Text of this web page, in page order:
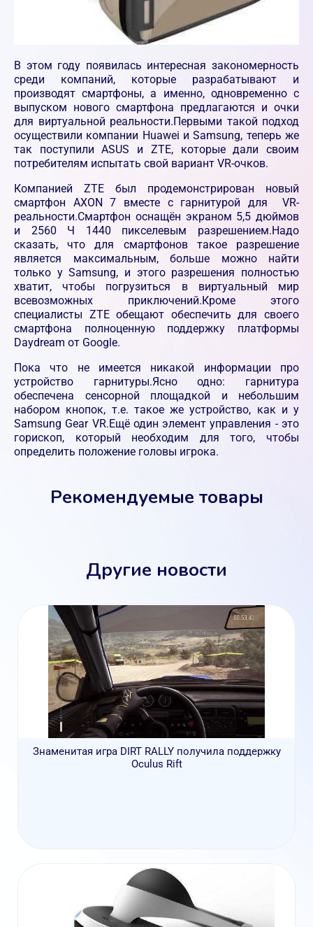
В этом году появилась интересная закономерность
среди компаний, которые разрабатывают и
производят смартфоны, а именно, одновременно с
выпуском нового смартфона предлагаются и очки
для виртуальной реальности.Первыми такой подход
осуществили компании Huawei и Samsung, теперь же
так поступили ASUS и ZTE, которые дали своим
потребителям испытать свой вариант VR-очков.
Компанией ZTE был продемонстрирован новый
смартфон AXON 7 вместе с гарнитурой для VR-
реальности.Смартфон оснащён экраном 5,5 дюймов
и 2560 Ч 1440 пикселевым разрешением.Надо
сказать, что для смартфонов такое разрешение
является максимальным, больше можно найти
только у Samsung, и этого разрешения полностью
хватит, чтобы погрузиться в виртуальный мир
всевозможных приключений.Кроме этого
специалисты ZTE обещают обеспечить для своего
смартфона полноценную поддержку платформы
Daydream от Google.
Пока что не имеется никакой информации про
устройство гарнитуры.Ясно одно: гарнитура
обеспечена сенсорной площадкой и небольшим
набором кнопок, т.е. такое же устройство, как и у
Samsung Gear VR.Ещё один элемент управления - это
горископ, который необходим для того, чтобы
определить положение головы игрока.
Рекомендуемые товары
Другие новости
Знаменитая игра DIRT RALLY получила поддержку
Oculus Rift